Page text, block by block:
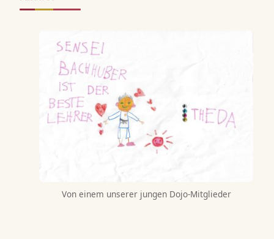
Von einem unserer jungen Dojo-Mitglieder